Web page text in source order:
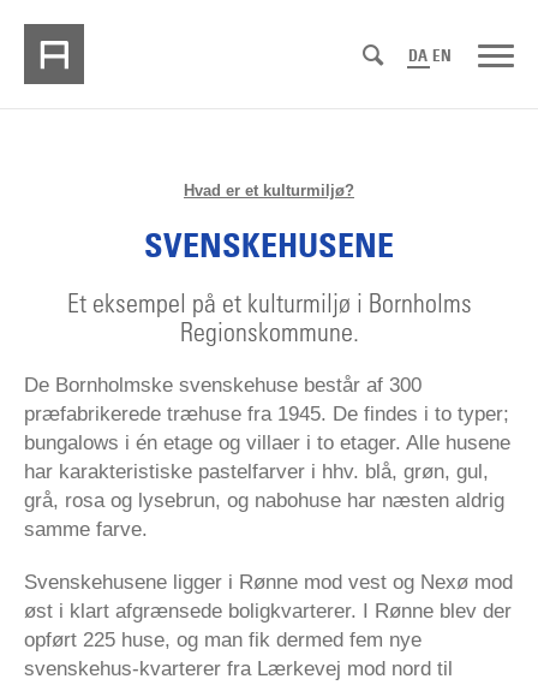
DA EN
Hvad er et kulturmiljø?
SVENSKEHUSENE
Et eksempel på et kulturmiljø i Bornholms
Regionskommune.
De Bornholmske svenskehuse består af 300
præfabrikerede træhuse fra 1945. De findes i to typer;
bungalows i én etage og villaer i to etager. Alle husene
har karakteristiske pastelfarver i hhv. blå, grøn, gul,
grå, rosa og lysebrun, og nabohuse har næsten aldrig
samme farve.
Svenskehusene ligger i Rønne mod vest og Nexø mod
øst i klart afgrænsede boligkvarterer. I Rønne blev der
opført 225 huse, og man fik dermed fem nye
svenskehus-kvarterer fra Lærkevej mod nord til